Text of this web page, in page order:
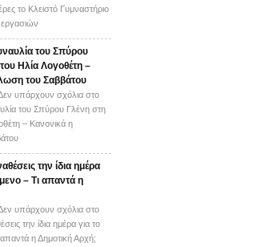
το Κλειστό Γυμναστήριο
του Σπύρου
Ηλία Λογοθέτη –
του Σαββάτου
υπάρχουν σχόλια στο
του Σπύρου Γλένη στη
– Κανονικά η
την ίδια ημέρα
– Τι απαντά η
υπάρχουν σχόλια στο
την ίδια ημέρα για το
απαντά η Δημοτική Αρχή;